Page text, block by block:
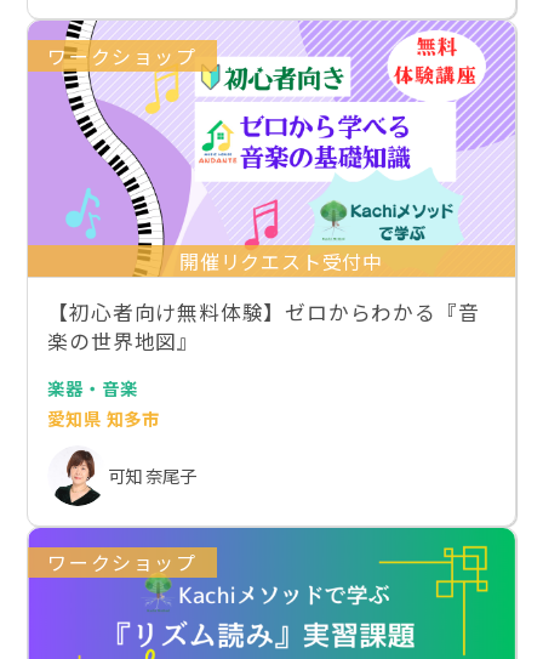
ワークショップ
開催リクエスト受付中
【初心者向け無料体験】ゼロからわかる『音
楽の世界地図』
楽器・音楽
愛知県 知多市
可知 奈尾子
ワークショップ